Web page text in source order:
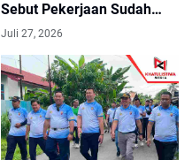
Sebut Pekerjaan Sudah
Sesuai Harapan
Juli 27, 2026